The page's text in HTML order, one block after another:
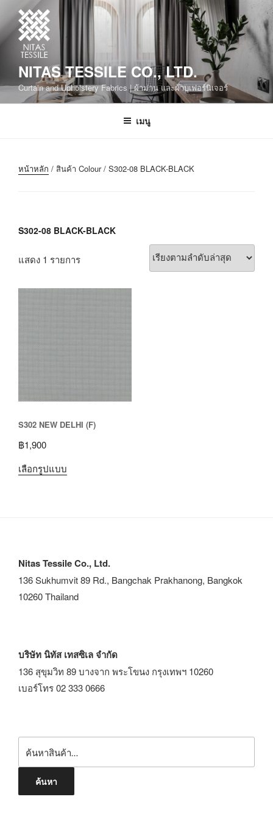
NITAS TESSILE CO., LTD.
Curtain and Upholstery Fabrics | ผ้าม่าน และผ้าบุเฟอร์นิเจอร์
เมนู
หน้าหลัก / สินค้า Colour / S302-08 BLACK-BLACK
S302-08 BLACK-BLACK
แสดง 1 รายการ
S302 NEW DELHI (F)
฿1,900
เลือกรูปแบบ
Nitas Tessile Co., Ltd.
136 Sukhumvit 89 Rd., Bangchak Prakhanong, Bangkok
10260 Thailand
บริษัท นิทัส เทสซิเล จำกัด
136 สุขุมวิท 89 บางจาก พระโขนง กรุงเทพฯ 10260
เบอร์โทร 02 333 0666
ค้นหา